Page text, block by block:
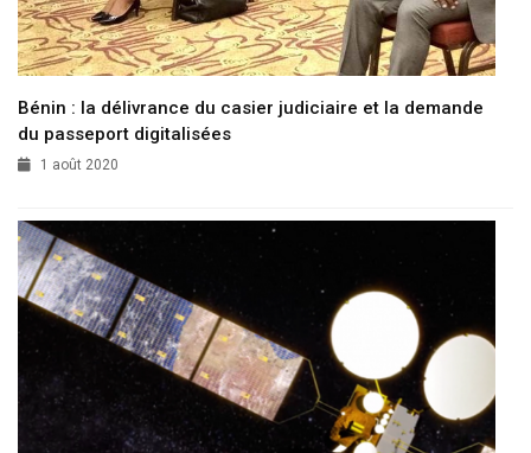
Bénin : la délivrance du casier judiciaire et la demande
du passeport digitalisées
1 août 2020